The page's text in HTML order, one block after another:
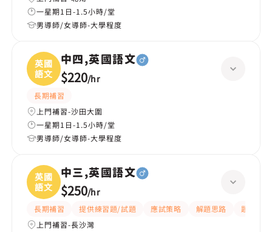
一星期1日-1.5小時/堂
男導師/女導師-大學程度
英國
語文
中四,英國語文
$220/hr
長期補習
上門補習-沙田大圍
一星期1日-1.5小時/堂
男導師/女導師-大學程度
英國
語文
中三,英國語文
$250/hr
長期補習 提供練習題/試題 應試策略 解題思路
題目講解
上門補習-長沙灣